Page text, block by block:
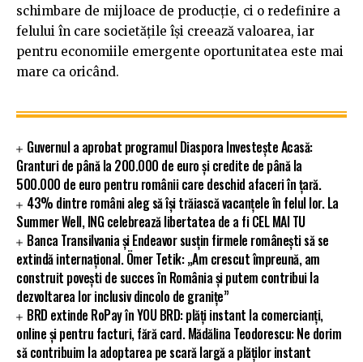
schimbare de mijloace de producție, ci o redefinire a
felului în care societățile își creează valoarea, iar
pentru economiile emergente oportunitatea este mai
mare ca oricând.
Guvernul a aprobat programul Diaspora Investește Acasă:
Granturi de până la 200.000 de euro și credite de până la
500.000 de euro pentru românii care deschid afaceri în țară.
43% dintre români aleg să își trăiască vacanțele în felul lor. La
Summer Well, ING celebrează libertatea de a fi CEL MAI TU
Banca Transilvania și Endeavor susțin firmele românești să se
extindă internațional. Ömer Tetik: „Am crescut împreună, am
construit povești de succes în România și putem contribui la
dezvoltarea lor inclusiv dincolo de granițe”
BRD extinde RoPay în YOU BRD: plăți instant la comercianți,
online și pentru facturi, fără card. Mădălina Teodorescu: Ne dorim
să contribuim la adoptarea pe scară largă a plăților instant